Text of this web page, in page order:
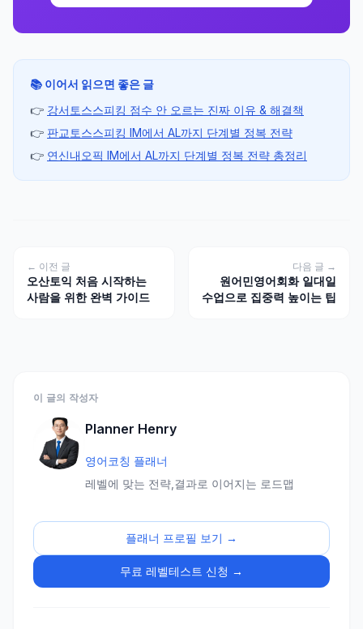
📚 이어서 읽으면 좋은 글
👉 강서토스스피킹 점수 안 오르는 진짜 이유 & 해결책
👉 판교토스스피킹 IM에서 AL까지 단계별 정복 전략
👉 연신내오픽 IM에서 AL까지 단계별 정복 전략 총정리
← 이전 글
오산토익 처음 시작하는
사람을 위한 완벽 가이드
다음 글 →
원어민영어회화 일대일
수업으로 집중력 높이는 팁
이 글의 작성자
Planner Henry
영어코칭 플래너
레벨에 맞는 전략,결과로 이어지는 로드맵
플래너 프로필 보기 →
무료 레벨테스트 신청 →